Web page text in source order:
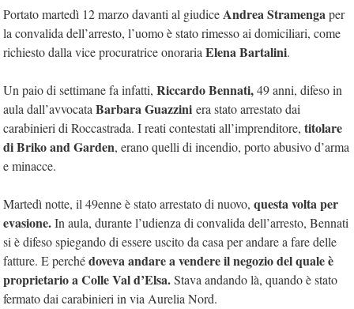
Portato martedì 12 marzo davanti al giudiceAndrea Stramengaper
la convalida dell’arresto, l’uomo è stato rimesso ai domiciliari, come
richiesto dalla vice procuratrice onoraria Elena Bartalini.
Un paio di settimane fa infatti, Riccardo Bennati,49 anni, difeso in
aula dall’avvocata Barbara Guazzini era stato arrestato dai
carabinieri di Roccastrada. I reati contestati all’imprenditore, titolare
di Briko and Garden, erano quelli di incendio, porto abusivo d’arma
e minacce.
Martedì notte, il 49enne è stato arrestato di nuovo, questa volta per
evasione.In aula, durante l’udienza di convalida dell’arresto, Bennati
si è difeso spiegando di essere uscito da casa per andare a fare delle
fatture. E perchédoveva andare a vendere il negozio del quale è
proprietario a Colle Val d’Elsa.Stava andando là, quando è stato
fermato dai carabinieri in via Aurelia Nord.